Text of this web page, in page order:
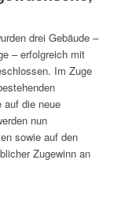
drei Gebäude –
– erfolgreich mit
Im Zuge
auf die neue
nun
sowie auf den
Zugewinn an